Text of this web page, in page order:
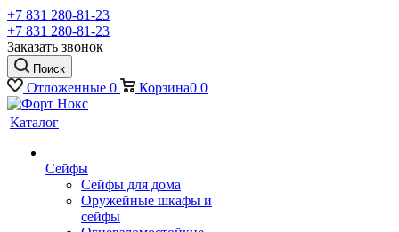
+7 831 280-81-23
+7 831 280-81-23
Заказать звонок
Поиск
Отложенные 0 Корзина0 0
Каталог
Сейфы
Сейфы для дома
Оружейные шкафы и
сейфы